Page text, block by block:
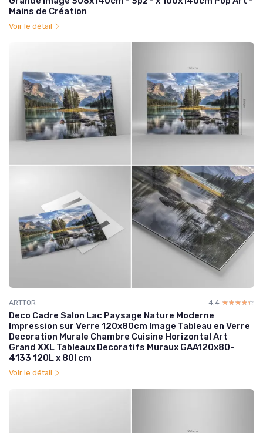
Mains de Création
Voir le détail
ARTTOR 4.4 ☆☆☆☆☆
★★★★★
Deco Cadre Salon Lac Paysage Nature Moderne
Impression sur Verre 120x80cm Image Tableau en Verre
Decoration Murale Chambre Cuisine Horizontal Art
Grand XXL Tableaux Decoratifs Muraux GAA120x80-
4133 120L x 80l cm
Voir le détail